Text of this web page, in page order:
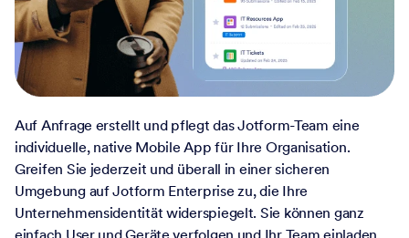
Auf Anfrage erstellt und pflegt das Jotform-Team eine
individuelle, native Mobile App für Ihre Organisation.
Greifen Sie jederzeit und überall in einer sicheren
Umgebung auf Jotform Enterprise zu, die Ihre
Unternehmensidentität widerspiegelt. Sie können ganz
einfach User und Geräte verfolgen und Ihr Team einladen,